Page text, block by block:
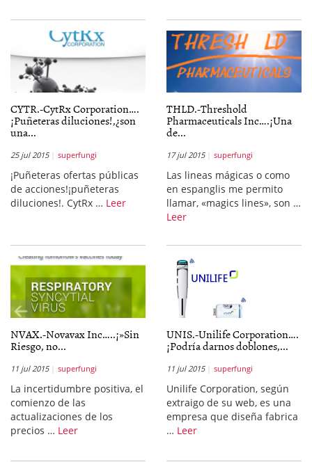
CYTR.-CytRx Corporation….
¡Puñeteras diluciones!,¿son
una...
25 jul 2015 superfungi
¡Puñeteras ofertas públicas
de acciones!¡puñeteras
diluciones!. CytRx … Leer
THLD.-Threshold
Pharmaceuticals Inc….¡Una
de...
17 jul 2015 superfungi
Las lineas mágicas o como
en espanglis me permito
llamar, «magics lines», son …
Leer
NVAX.-Novavax Inc…..¡»Sin
Riesgo, no...
11 jul 2015 superfungi
La incertidumbre positiva, el
comienzo de las
actualizaciones de los
precios … Leer
UNIS.-Unilife Corporation….
¡Podría darnos doblones,...
11 jul 2015 superfungi
Unilife Corporation, según
extraigo de su web, es una
empresa que diseña fabrica
… Leer